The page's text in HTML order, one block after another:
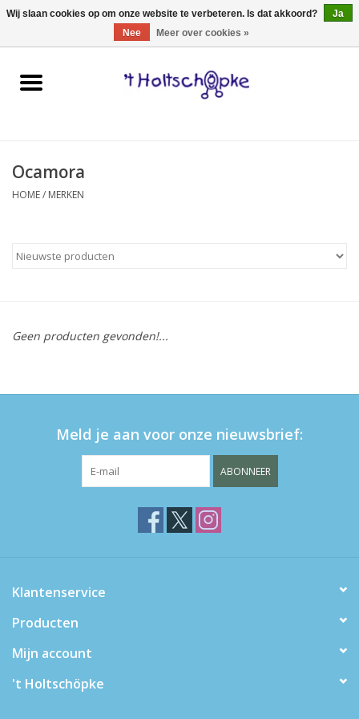
0 Artikelen - €0,00
Home
spellen
schmink & make-up
kinderkamer
eten & drinken
Merken
Ocamora
HOME/ MERKEN
Geen producten gevonden!...
Meld je aan voor onze nieuwsbrief:
ABONNEER
Klantenservice
Producten
Mijn account
't Holtschöpke
Wij slaan cookies op om onze website te verbeteren. Is dat akkoord?
Ja
Nee
Meer over cookies »